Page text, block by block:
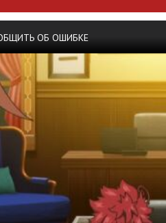
ОБ ОШИБКЕ